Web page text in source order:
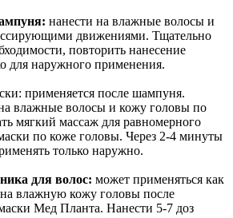
нанести на влажные волосы и
движениями. Тщательно
повторить нанесение
для наружного применения.
применяется после шампуня.
влажные волосы и кожу головы по
мягкий массаж для равномерного
по коже головы. Через 2-4 минуты
только наружно.
для волос: может применяться как
влажную кожу головы после
Мед Планта. Нанести 5-7 доз